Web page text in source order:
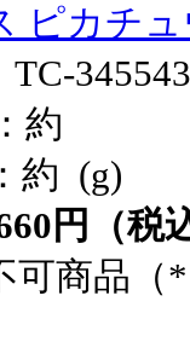
ピカチ
345543
約
(g)
円（税
可商品（